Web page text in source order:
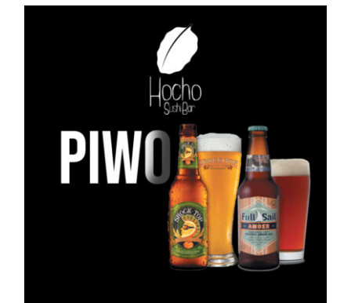
DODAJ DO KOSZYKA / SZCZEGÓŁY